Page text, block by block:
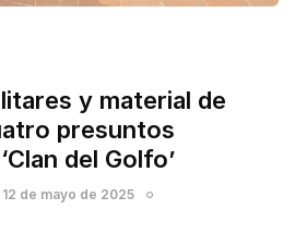
y material de
presuntos
del Golfo’
12 de mayo de 2025